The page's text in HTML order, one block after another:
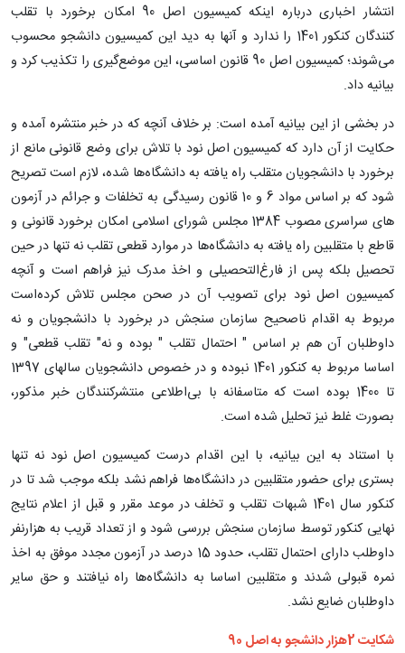
انتشار اخباری درباره اینکه کمیسیون اصل 90 امکان برخورد با تقلب
کنندگان کنکور 1401 را ندارد و آنها به دید این کمیسیون دانشجو محسوب
می‌شوند؛ کمیسیون اصل 90 قانون اساسی، این موضع‌گیری را تکذیب کرد و
بیانیه داد.
در بخشی از این بیانیه آمده است: بر خلاف آنچه که در خبر منتشره آمده و
حکایت از آن دارد که کمیسیون اصل نود با تلاش برای وضع قانونی مانع از
برخورد با دانشجویان متقلب راه یافته به دانشگاه‌ها شده، لازم است تصریح
شود که بر اساس مواد 6 و 10 قانون رسیدگی به تخلفات و جرائم در آزمون
های سراسری مصوب 1384 مجلس شورای اسلامی امکان برخورد قانونی و
قاطع با متقلبین راه یافته به دانشگاه‌ها در موارد قطعی تقلب نه تنها در حین
تحصیل بلکه پس از فارغ‌التحصیلی و اخذ مدرک نیز فراهم است و آنچه
کمیسیون اصل نود برای تصویب آن در صحن مجلس تلاش کرده‌است
مربوط به اقدام ناصحیح سازمان سنجش در برخورد با دانشجویان و نه
داوطلبان آن هم بر اساس " احتمال تقلب " بوده و نه" تقلب قطعی" و
اساسا مربوط به کنکور 1401 نبوده و در خصوص دانشجویان سالهای 1397
تا 1400 بوده است که متاسفانه با بی‌اطلاعی منتشرکنندگان خبر مذکور،
بصورت غلط نیز تحلیل شده است.
با استناد به این بیانیه، با این اقدام درست کمیسیون اصل نود نه تنها
بستری برای حضور متقلبین در دانشگاه‌ها فراهم نشد بلکه موجب شد تا در
کنکور سال 1401 شبهات تقلب و تخلف در موعد مقرر و قبل از اعلام نتایج
نهایی کنکور توسط سازمان سنجش بررسی شود و از تعداد قریب به هزارنفر
داوطلب دارای احتمال تقلب، حدود 15 درصد در آزمون مجدد موفق به اخذ
نمره قبولی شدند و متقلبین اساسا به دانشگاه‌ها راه نیافتند و حق سایر
داوطلبان ضایع نشد.
شکایت 2هزار دانشجو به اصل 90